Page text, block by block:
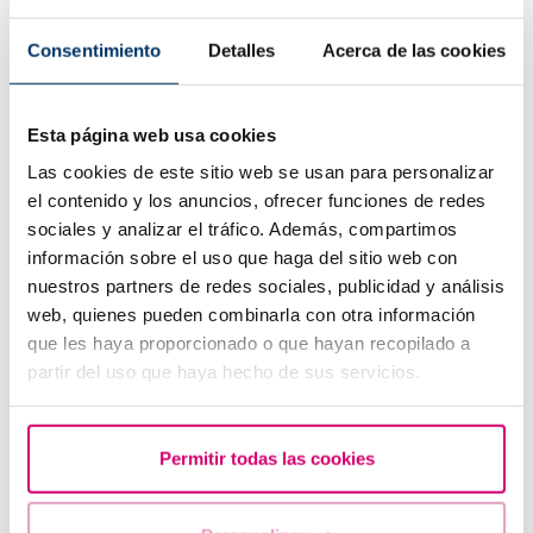
Consentimiento Detalles Acerca de las cookies
Esta página web usa cookies
Las cookies de este sitio web se usan para personalizar
el contenido y los anuncios, ofrecer funciones de redes
sociales y analizar el tráfico. Además, compartimos
información sobre el uso que haga del sitio web con
nuestros partners de redes sociales, publicidad y análisis
web, quienes pueden combinarla con otra información
que les haya proporcionado o que hayan recopilado a
partir del uso que haya hecho de sus servicios.
Permitir todas las cookies
Com suportar un avortament